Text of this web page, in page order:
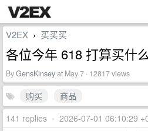
V2EX › 买买买
各位今年 618 打算买什么
ByGensKinseyat May 7 · 12817 views
购买
商品
141 replies • 2026-07-01 06:10:29